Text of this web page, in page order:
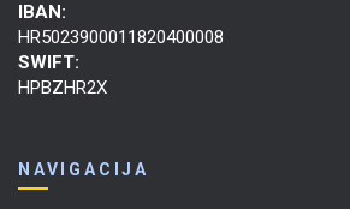
IBAN:
HR5023900011820400008
SWIFT:
HPBZHR2X
NAVIGACIJA